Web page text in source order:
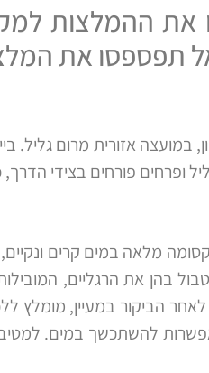
ההמלצות
אל תפספסו את
במועצה אזורית מרום גליל.
ופרחים פורחים בצידי הדרך,
מלאה במים קרים
בהן את הרגליים,
הביקור במעיין, מומלץ
להשתכשך במים.